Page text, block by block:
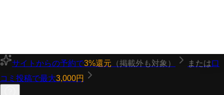
サイトからの予約で3%還元 （掲載外も対象） または口
コミ投稿で最大3,000円